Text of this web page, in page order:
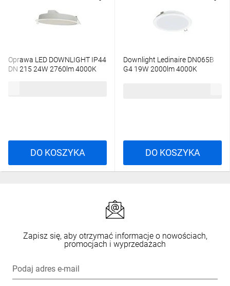
Oprawa LED DOWNLIGHT IP44
DN 215 24W 2760lm 4000K
DO KOSZYKA
Downlight Ledinaire DN065B
G4 19W 2000lm 4000K
DO KOSZYKA
Zapisz się, aby otrzymać informacje o nowościach,
promocjach i wyprzedażach
Podaj adres e-mail